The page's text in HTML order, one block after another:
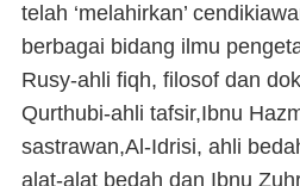
telah ‘melahirkan’
berbagai bidang ilmu
Rusy-ahli fiqh, filosof dan
Qurthubi-ahli tafsir,Ibnu
sastrawan,Al-Idrisi, ahli
alat-alat bedah dan Ibnu